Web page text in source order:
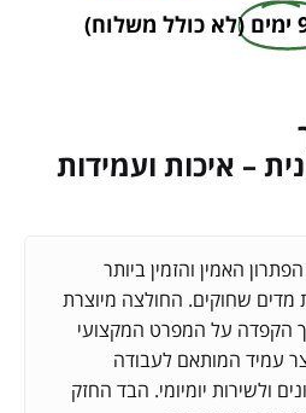
(לא כולל משלוח)
– איכות ועמידות
האמין והזמין ביותר
שחוקים. החולצה מיוצרת
הקפדה על המפרט המקצועי
עמיד המותאם לעבודה
ולשירות יומיומי. הבד החזק